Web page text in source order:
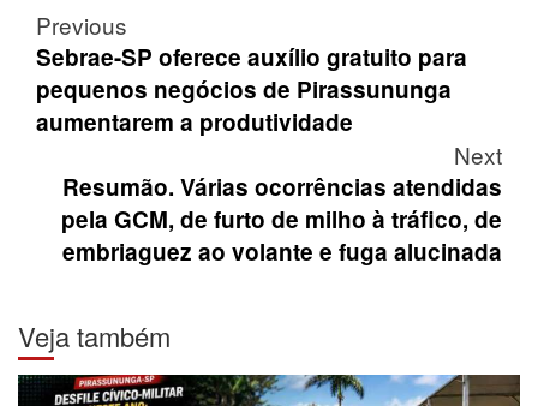
Post
navigation
Previous
Sebrae-SP oferece auxílio gratuito para
pequenos negócios de Pirassununga
aumentarem a produtividade
Next
Resumão. Várias ocorrências atendidas
pela GCM, de furto de milho à tráfico, de
embriaguez ao volante e fuga alucinada
Veja também